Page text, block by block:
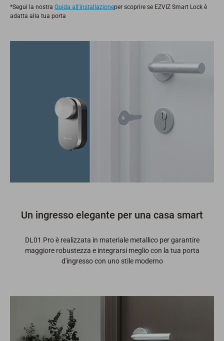
*Segui la nostraGuida all'installazioneper scoprire se EZVIZ Smart Lock è
adatta alla tua porta
Un ingresso elegante per una casa smart
DL01 Pro è realizzata in materiale metallico per garantire
maggiore robustezza e integrarsi meglio con la tua porta
d'ingresso con uno stile moderno